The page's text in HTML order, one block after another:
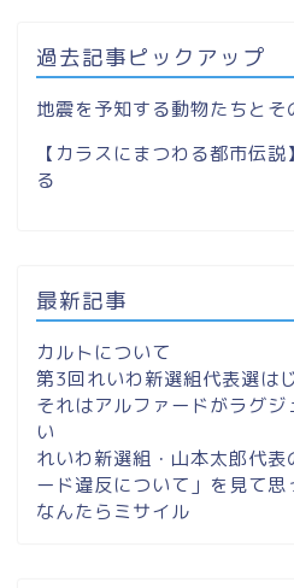
過去記事ピックアップ
地震を予知する動物たちとそ
【カラスにまつわる都市伝
る
最新記事
カルトについて
第3回れいわ新選組代表選は
それはアルファードがラグ
い
れいわ新選組・山本太郎代
ード違反について」を見て思
なんたらミサイル